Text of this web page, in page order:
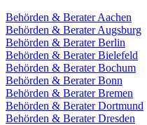
Behörden & Berater Aachen
Behörden & Berater Augsburg
Behörden & Berater Berlin
Behörden & Berater Bielefeld
Behörden & Berater Bochum
Behörden & Berater Bonn
Behörden & Berater Bremen
Behörden & Berater Dortmund
Behörden & Berater Dresden